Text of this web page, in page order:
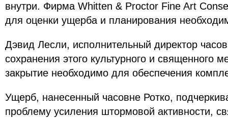
внутри. Фирма Whitten & Proctor Fine Art
для оценки ущерба и планирования
Дэвид Лесли, исполнительный директор
сохранения этого культурного и священного
закрытие необходимо для обеспечения
Ущерб, нанесенный часовне Ротко,
проблему усиления штормовой активности,